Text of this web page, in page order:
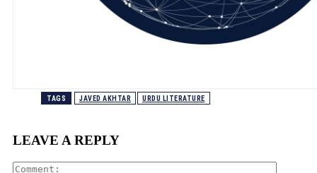
TAGS JAVED AKHTAR URDU LITERATURE
LEAVE A REPLY